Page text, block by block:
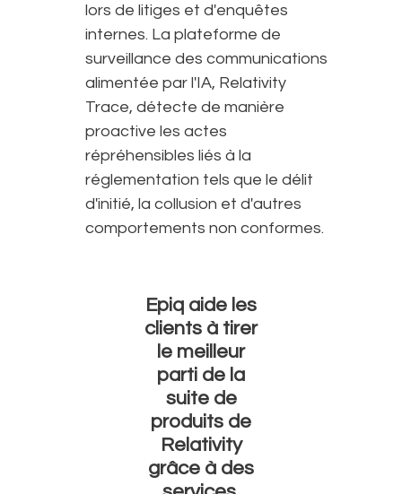
lors de litiges et d'enquêtes
internes. La plateforme de
surveillance des communications
alimentée par l'IA, Relativity
Trace, détecte de manière
proactive les actes
répréhensibles liés à la
réglementation tels que le délit
d'initié, la collusion et d'autres
comportements non conformes.
Epiq aide les
clients à tirer
le meilleur
parti de la
suite de
produits de
Relativity
grâce à des